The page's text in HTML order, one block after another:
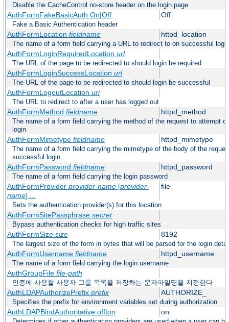
Disable the CacheControl no-store header on the login page
AuthFormFakeBasicAuth On|Off Off
Fake a Basic Authentication header
AuthFormLocation fieldname httpd_location
The name of a form field carrying a URL to redirect to on successful login
AuthFormLoginRequiredLocation url
The URL of the page to be redirected to should login be required
AuthFormLoginSuccessLocation url
The URL of the page to be redirected to should login be successful
AuthFormLogoutLocation uri
The URL to redirect to after a user has logged out
AuthFormMethod fieldname httpd_method
The name of a form field carrying the method of the request to attempt
login
AuthFormMimetype fieldname httpd_mimetype
The name of a form field carrying the mimetype of the body of the
successful login
AuthFormPassword fieldname httpd_password
The name of a form field carrying the login password
AuthFormProvider provider-name[provider-
name] ...
file
Sets the authentication provider(s) for this location
AuthFormSitePassphrase secret
Bypass authentication checks for high traffic sites
AuthFormSize size 8192
The largest size of the form in bytes that will be parsed for the login
AuthFormUsername fieldname httpd_username
The name of a form field carrying the login username
AuthGroupFile file-path
인증에 사용할 사용자 그룹 목록을 저장하는 문자파일명을 지정한다
AuthLDAPAuthorizePrefix prefix AUTHORIZE_
Specifies the prefix for environment variables set during authorization
AuthLDAPBindAuthoritative off|on on